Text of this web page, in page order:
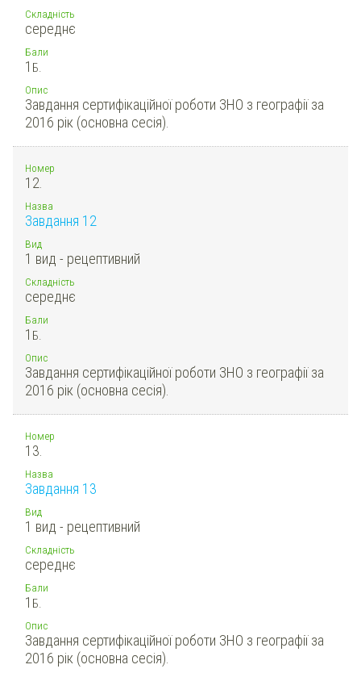
Складність
середнє
Бали
1 Б.
Опис
Завдання сертифікаційної роботи ЗНО з географії за
2016 рік (основна сесія).
Номер
12.
Назва
Завдання 12
Вид
1 вид - рецептивний
Складність
середнє
Бали
1 Б.
Опис
Завдання сертифікаційної роботи ЗНО з географії за
2016 рік (основна сесія).
Номер
13.
Назва
Завдання 13
Вид
1 вид - рецептивний
Складність
середнє
Бали
1 Б.
Опис
Завдання сертифікаційної роботи ЗНО з географії за
2016 рік (основна сесія).